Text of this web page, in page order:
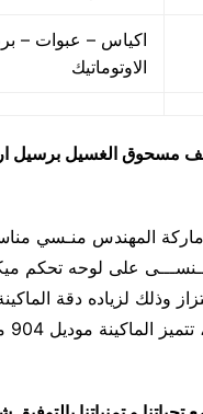
اكياس – عبوات –
الاوتوماتيك
مسحوق الغسيل برسيل
هذه الماكينة موديل 904 ماركة